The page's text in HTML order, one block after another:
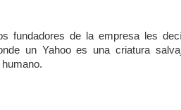
fundadores de la empresa les
un Yahoo es una criatura